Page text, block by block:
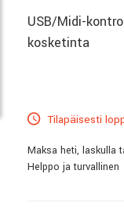
USB/Midi-
kosketinta
Tilapäisesti
Maksa heti, laskulla
Helppo ja turvallinen